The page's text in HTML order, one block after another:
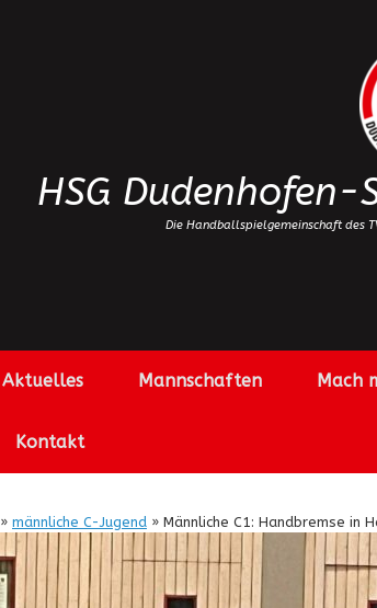
HSG
Die Handballspielgemeinschaft des
Aktuelles Mannschaften Mach
Kontakt
» männliche C-Jugend » Männliche C1: Handbremse in